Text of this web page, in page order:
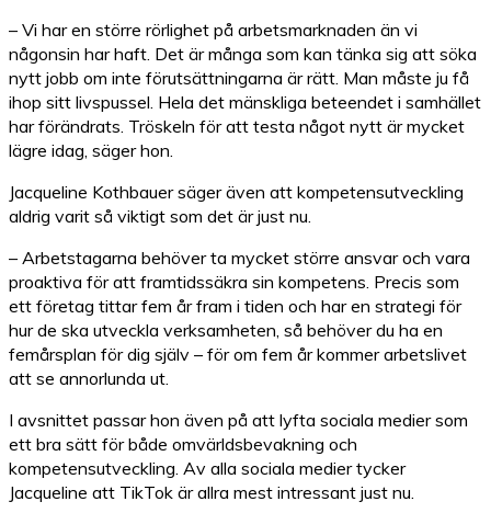
– Vi har en större rörlighet på arbetsmarknaden än vi
någonsin har haft. Det är många som kan tänka sig att söka
nytt jobb om inte förutsättningarna är rätt. Man måste ju få
ihop sitt livspussel. Hela det mänskliga beteendet i samhället
har förändrats. Tröskeln för att testa något nytt är mycket
lägre idag, säger hon.
Jacqueline Kothbauer säger även att kompetensutveckling
aldrig varit så viktigt som det är just nu.
– Arbetstagarna behöver ta mycket större ansvar och vara
proaktiva för att framtidssäkra sin kompetens. Precis som
ett företag tittar fem år fram i tiden och har en strategi för
hur de ska utveckla verksamheten, så behöver du ha en
femårsplan för dig själv – för om fem år kommer arbetslivet
att se annorlunda ut.
I avsnittet passar hon även på att lyfta sociala medier som
ett bra sätt för både omvärldsbevakning och
kompetensutveckling. Av alla sociala medier tycker
Jacqueline att TikTok är allra mest intressant just nu.